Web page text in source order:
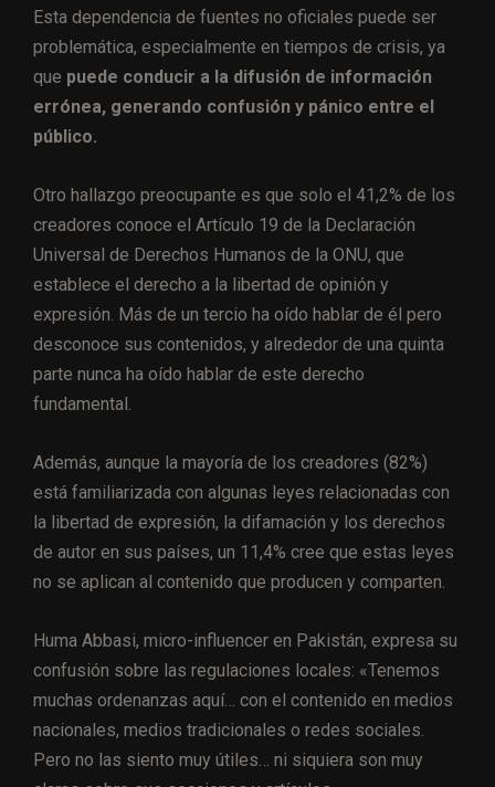
Esta dependencia de fuentes no oficiales puede ser
problemática, especialmente en tiempos de crisis, ya
que puede conducir a la difusión de información
errónea, generando confusión y pánico entre el
público.
Otro hallazgo preocupante es que solo el 41,2% de los
creadores conoce el Artículo 19 de la Declaración
Universal de Derechos Humanos de la ONU, que
establece el derecho a la libertad de opinión y
expresión. Más de un tercio ha oído hablar de él pero
desconoce sus contenidos, y alrededor de una quinta
parte nunca ha oído hablar de este derecho
fundamental.
Además, aunque la mayoría de los creadores (82%)
está familiarizada con algunas leyes relacionadas con
la libertad de expresión, la difamación y los derechos
de autor en sus países, un 11,4% cree que estas leyes
no se aplican al contenido que producen y comparten.
Huma Abbasi, micro-influencer en Pakistán, expresa su
confusión sobre las regulaciones locales: «Tenemos
muchas ordenanzas aquí… con el contenido en medios
nacionales, medios tradicionales o redes sociales.
Pero no las siento muy útiles… ni siquiera son muy